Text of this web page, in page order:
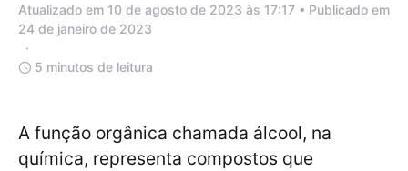
Atualizado em 10 de agosto de 2023 às 17:17 • Publicado em
24 de janeiro de 2023
5 minutos de leitura
A função orgânica chamada álcool, na
química, representa compostos que